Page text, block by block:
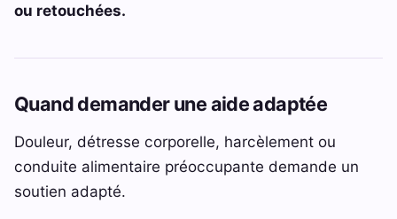
ou retouchées.
Quand demander une aide adaptée
Douleur, détresse corporelle, harcèlement ou
conduite alimentaire préoccupante demande un
soutien adapté.